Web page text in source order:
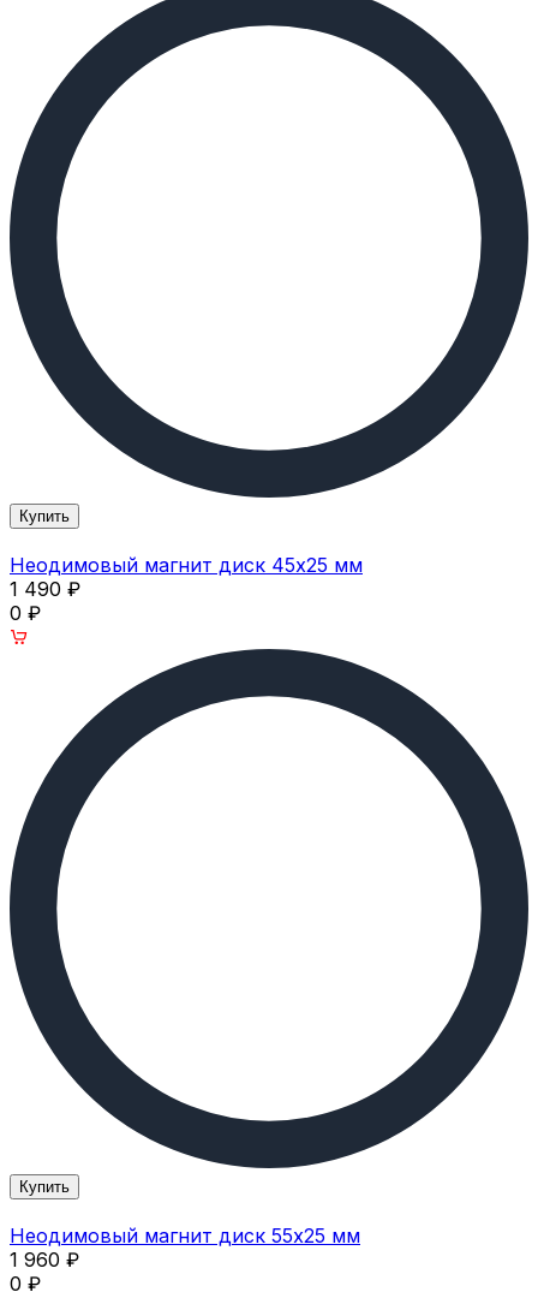
Купить
Неодимовый магнит диск 45х25 мм
1 490 ₽
0 ₽
Купить
Неодимовый магнит диск 55х25 мм
1 960 ₽
0 ₽